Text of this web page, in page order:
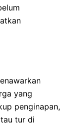
yang
penginapan,
tur di